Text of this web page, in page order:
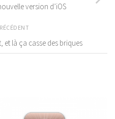
version d’iOS
et là ça casse des briques